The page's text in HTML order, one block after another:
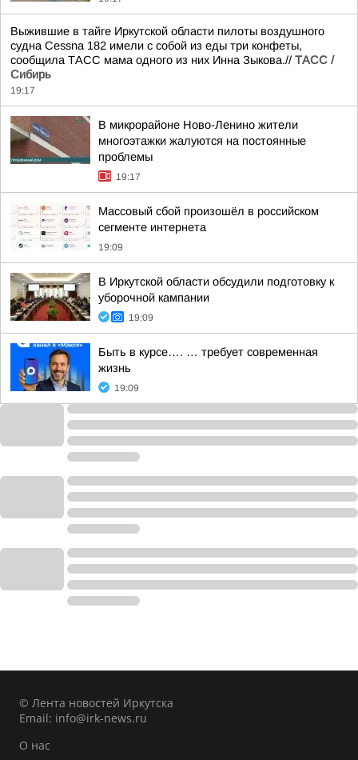
Выжившие в тайге Иркутской области пилоты воздушного
судна Cessna 182 имели с собой из еды три конфеты,
сообщила ТАСС мама одного из них Инна Зыкова.// ТАСС /
Сибирь
19:17
В микрорайоне Ново-Ленино жители
многоэтажки жалуются на постоянные
проблемы
19:17
Массовый сбой произошёл в российском
сегменте интернета
19:09
В Иркутской области обсудили подготовку к
уборочной кампании
19:09
Быть в курсе…. … требует современная
жизнь
19:09
© Лента новостей Иркутска
Email: info@irk-news.ru
О нас